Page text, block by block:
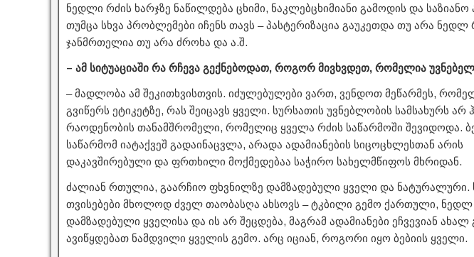
ნედლი რძის ხარჯზე ნაწილდება ცხიმი, ნაკლებცხიმიანი გამოდის და საზიანო
თუმცა სხვა პრობლემები იჩენს თავს – პასტერიზაცია გაუკეთდა თუ არა ნედლ
ჯანმრთელია თუ არა ძროხა და ა.შ.
– ამ სიტუაციაში რა რჩევა გექნებოდათ, როგორ მივხვდეთ, რომელია
– მადლობა ამ შეკითხვისთვის. იძულებულები ვართ, ვენდოთ მეწარმეს,
გვიწერს ეტიკეტზე, რას შეიცავს ყველი. სურსათის უვნებლობის სამსახურს არ
რაოდენობის თანამშრომელი, რომელიც ყველა რძის საწარმოში შევიდოდა.
საწარმომ იატაქვეშ გადაინაცვლა, არადა ადამიანების სიცოცხლესთან არის
დაკავშირებული და ფრთხილი მოქმედებაა საჭირო სახელმწიფოს მხრიდან.
ძალიან რთულია, გაარჩიო ფხვნილზე დამზადებული ყველი და ნატურალური.
თვისებები მხოლოდ ძველ თაობასღა ახსოვს – ტკბილი გემო ქართული, ნედლ
დამზადებული ყველისა და ის არ შეცდება, მაგრამ ადამიანები ეჩვევიან ახალ
ავიწყდებათ ნამდვილი ყველის გემო. არც იციან, როგორი იყო ბებიის ყველი.